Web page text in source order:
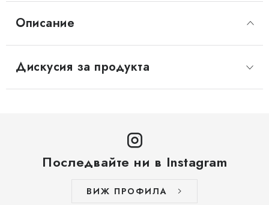
Описание
Дискусия за продукта
Последвайте ни в Instagram
ВИЖ ПРОФИЛА